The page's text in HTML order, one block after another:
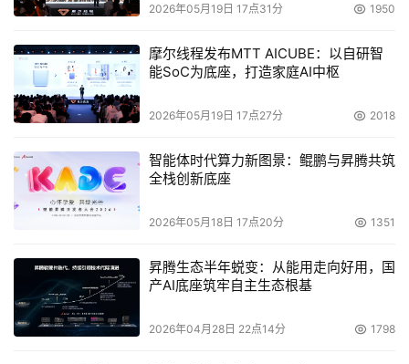
2026年05月19日 17点31分 1950
摩尔线程发布MTT AICUBE：以自研智
能SoC为底座，打造家庭AI中枢
2026年05月19日 17点27分 2018
智能体时代算力新图景：鲲鹏与昇腾共筑
全栈创新底座
2026年05月18日 17点20分 1351
昇腾生态半年蜕变：从能用走向好用，国
产AI底座筑牢自主生态根基
2026年04月28日 22点14分 1798